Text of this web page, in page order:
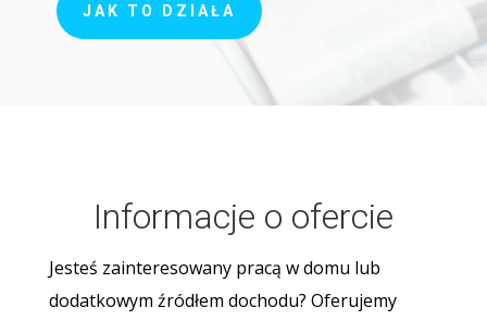
JAK TO DZIAŁA
Informacje o ofercie
Jesteś zainteresowany pracą w domu lub
dodatkowym źródłem dochodu? Oferujemy